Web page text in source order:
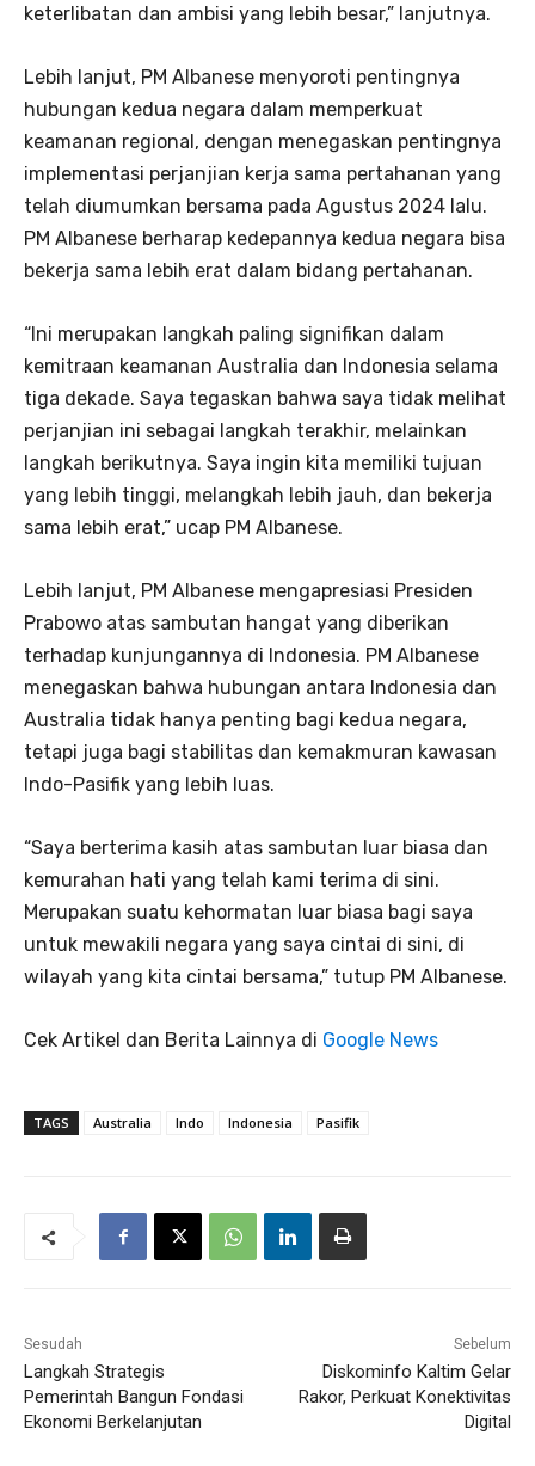
keterlibatan dan ambisi yang lebih besar,” lanjutnya.
Lebih lanjut, PM Albanese menyoroti pentingnya
hubungan kedua negara dalam memperkuat
keamanan regional, dengan menegaskan pentingnya
implementasi perjanjian kerja sama pertahanan yang
telah diumumkan bersama pada Agustus 2024 lalu.
PM Albanese berharap kedepannya kedua negara bisa
bekerja sama lebih erat dalam bidang pertahanan.
“Ini merupakan langkah paling signifikan dalam
kemitraan keamanan Australia dan Indonesia selama
tiga dekade. Saya tegaskan bahwa saya tidak melihat
perjanjian ini sebagai langkah terakhir, melainkan
langkah berikutnya. Saya ingin kita memiliki tujuan
yang lebih tinggi, melangkah lebih jauh, dan bekerja
sama lebih erat,” ucap PM Albanese.
Lebih lanjut, PM Albanese mengapresiasi Presiden
Prabowo atas sambutan hangat yang diberikan
terhadap kunjungannya di Indonesia. PM Albanese
menegaskan bahwa hubungan antara Indonesia dan
Australia tidak hanya penting bagi kedua negara,
tetapi juga bagi stabilitas dan kemakmuran kawasan
Indo-Pasifik yang lebih luas.
“Saya berterima kasih atas sambutan luar biasa dan
kemurahan hati yang telah kami terima di sini.
Merupakan suatu kehormatan luar biasa bagi saya
untuk mewakili negara yang saya cintai di sini, di
wilayah yang kita cintai bersama,” tutup PM Albanese.
Cek Artikel dan Berita Lainnya di Google News
TAGS Australia Indo Indonesia Pasifik
Sesudah
Langkah Strategis
Pemerintah Bangun Fondasi
Ekonomi Berkelanjutan
Sebelum
Diskominfo Kaltim Gelar
Rakor, Perkuat Konektivitas
Digital